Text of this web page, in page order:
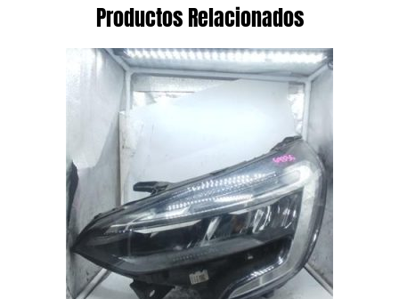
Productos Relacionados